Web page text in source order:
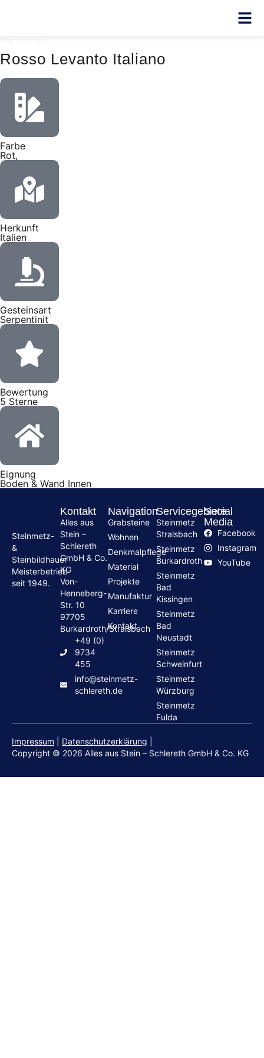
Naturstein
Rosso Levanto Italiano
Farbe
Rot,
Herkunft
Italien
Gesteinsart
Serpentinit
Bewertung
5 Sterne
Eignung
Boden & Wand Innen
Steinmetz-
&
Steinbildhauer
Meisterbetrieb
seit 1949.
Kontakt
Alles aus
Stein –
Schlereth
GmbH & Co.
KG
Von-
Henneberg-
Str. 10
97705
Burkardroth/Stralsbach
+49 (0)
9734
455
info@steinmetz-
schlereth.de
Navigation
Grabsteine
Wohnen
Denkmalpflege
Material
Projekte
Manufaktur
Karriere
Kontakt
Servicegebiete
Steinmetz
Stralsbach
Steinmetz
Burkardroth
Steinmetz
Bad
Kissingen
Steinmetz
Bad
Neustadt
Steinmetz
Schweinfurt
Steinmetz
Würzburg
Steinmetz
Fulda
Social
Media
Facebook
Instagram
YouTube
Copyright © 2026 Alles aus Stein – Schlereth GmbH & Co. KG
Impressum Datenschutzerklärung